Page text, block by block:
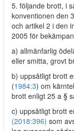
5. följande brott, i
konventionen den
och artikel 2 i den
2005 för
a) allmänfarlig
eller smitta, grovt
b) uppsåtligt brott
(1984:3) om
brott enligt 25 a §
c) uppsåtligt brott
(2018:396) som